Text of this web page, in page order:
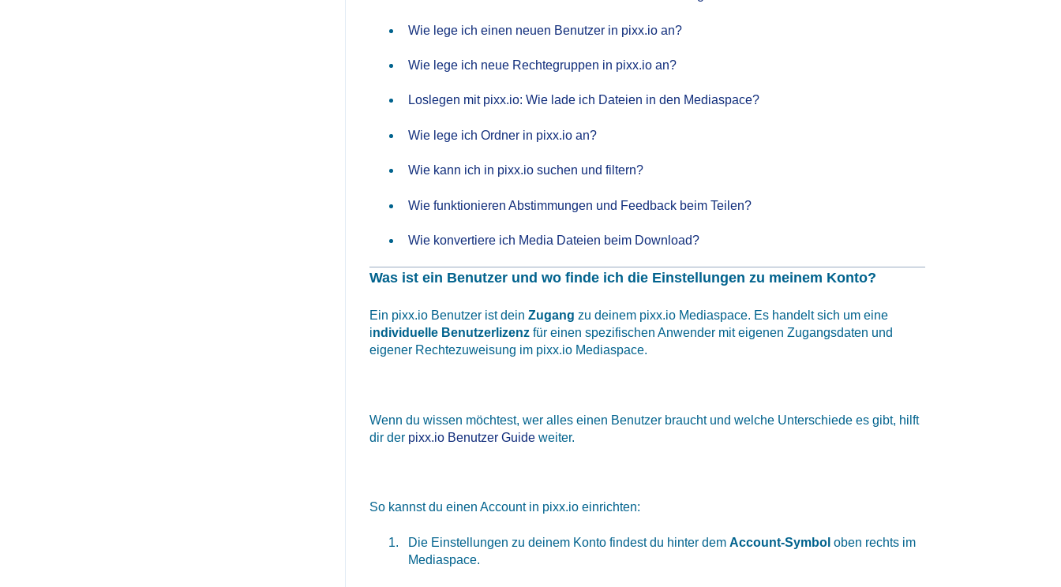
Wie lege ich einen neuen Benutzer in pixx.io an?
Wie lege ich neue Rechtegruppen in pixx.io an?
Loslegen mit pixx.io: Wie lade ich Dateien in den Mediaspace?
Wie lege ich Ordner in pixx.io an?
Wie kann ich in pixx.io suchen und filtern?
Wie funktionieren Abstimmungen und Feedback beim Teilen?
Wie konvertiere ich Media Dateien beim Download?
Was ist ein Benutzer und wo finde ich die Einstellungen zu meinem Konto?
Ein pixx.io Benutzer ist dein Zugang zu deinem pixx.io Mediaspace. Es handelt sich um eine
individuelle Benutzerlizenzfür einen spezifischen Anwender mit eigenen Zugangsdaten und
eigener Rechtezuweisung im pixx.io Mediaspace.
Wenn du wissen möchtest, wer alles einen Benutzer braucht und welche Unterschiede es gibt, hilft
dir der pixx.io Benutzer Guideweiter.
So kannst du einen Account in pixx.io einrichten:
Die Einstellungen zu deinem Konto findest du hinter dem Account-Symbol oben rechts im
Mediaspace.